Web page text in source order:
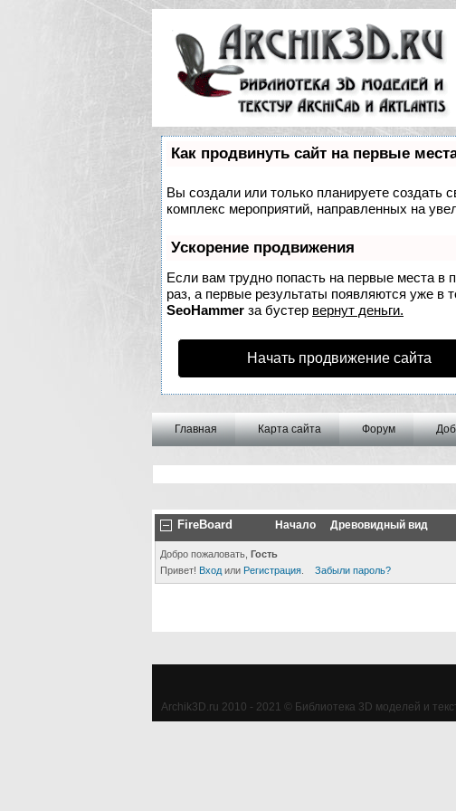
Как продвинуть сайт на первые
Вы создали или только планируете создать
комплекс мероприятий, направленных на
Ускорение продвижения
Если вам трудно попасть на первые места в
раз, а первые результаты появляются уже в
SeoHammer за бустер вернут деньги.
Начать продвижение сайта
Главная Карта сайта Форум
FireBoard Начало Древовидный вид
Добро пожаловать, Гость
Привет! Вход или Регистрация Забыли пароль?
Archik3D.ru 2010 - 2021 © Библиотека 3D моделей и